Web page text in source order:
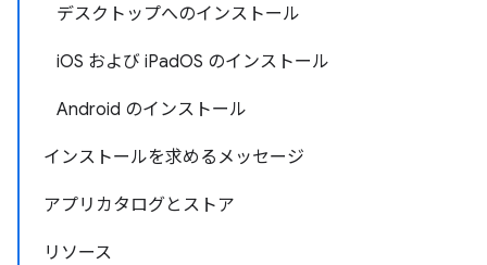
デスクトップへのインストール
iOS および iPadOS のインストール
Android のインストール
インストールを求めるメッセージ
アプリカタログとストア
リソース